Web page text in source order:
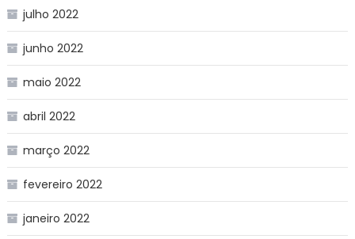
julho 2022
junho 2022
maio 2022
abril 2022
março 2022
fevereiro 2022
janeiro 2022